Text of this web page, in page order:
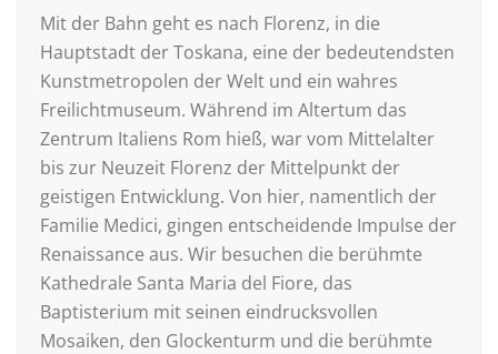
Mit der Bahn geht es nach Florenz, in die
Hauptstadt der Toskana, eine der bedeutendsten
Kunstmetropolen der Welt und ein wahres
Freilichtmuseum. Während im Altertum das
Zentrum Italiens Rom hieß, war vom Mittelalter
bis zur Neuzeit Florenz der Mittelpunkt der
geistigen Entwicklung. Von hier, namentlich der
Familie Medici, gingen entscheidende Impulse der
Renaissance aus. Wir besuchen die berühmte
Kathedrale Santa Maria del Fiore, das
Baptisterium mit seinen eindrucksvollen
Mosaiken, den Glockenturm und die berühmte